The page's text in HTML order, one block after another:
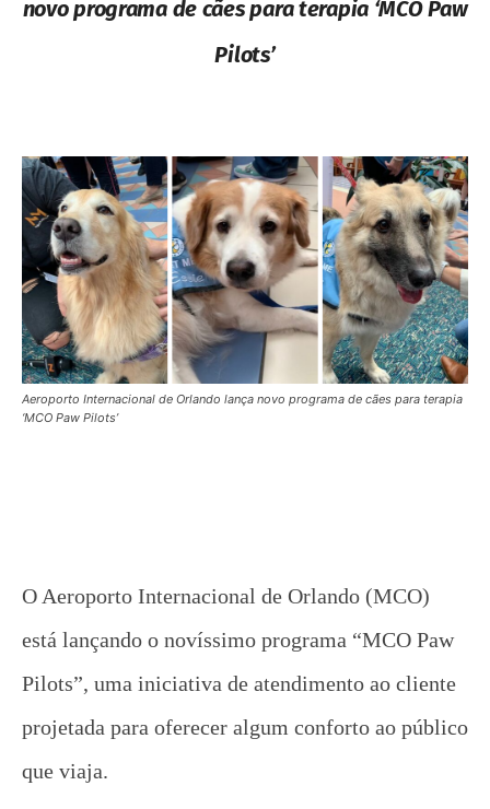
novo programa de cães para terapia ‘MCO Paw
Pilots’
Aeroporto Internacional de Orlando lança novo programa de cães para terapia
‘MCO Paw Pilots’
O Aeroporto Internacional de Orlando (MCO)
está lançando o novíssimo programa “MCO Paw
Pilots”, uma iniciativa de atendimento ao cliente
projetada para oferecer algum conforto ao público
que viaja.